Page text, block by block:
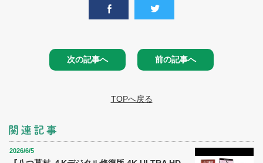
次の記事へ 前の記事へ
TOPへ戻る
2026/6/5